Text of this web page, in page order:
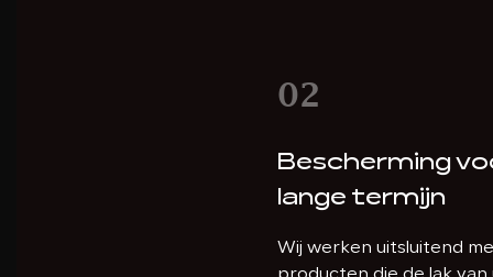
02
Bescherming
lange termijn
Wij werken uitsluitend